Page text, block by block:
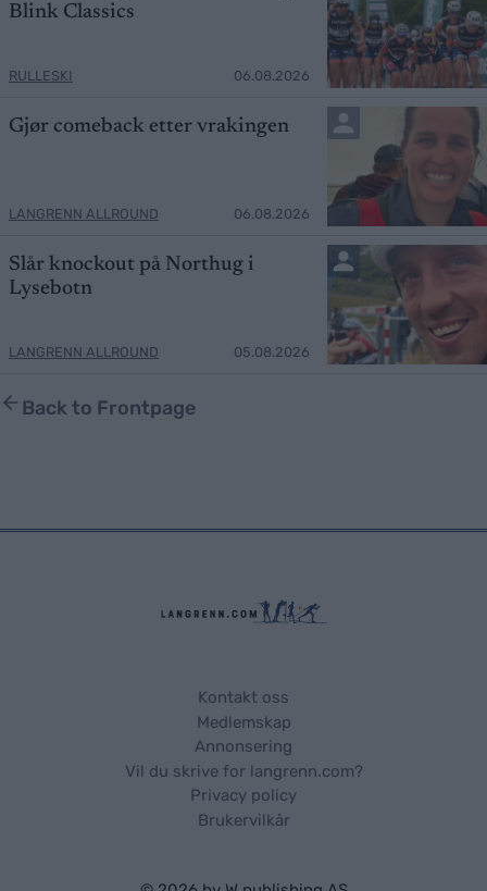
Blink Classics
RULLESKI 06.08.2026
Gjør comeback etter vrakingen
LANGRENN ALLROUND 06.08.2026
Slår knockout på Northug i
Lysebotn
LANGRENN ALLROUND 05.08.2026
Back to Frontpage
Kontakt oss
Medlemskap
Annonsering
Vil du skrive for langrenn.com?
Privacy policy
Brukervilkår